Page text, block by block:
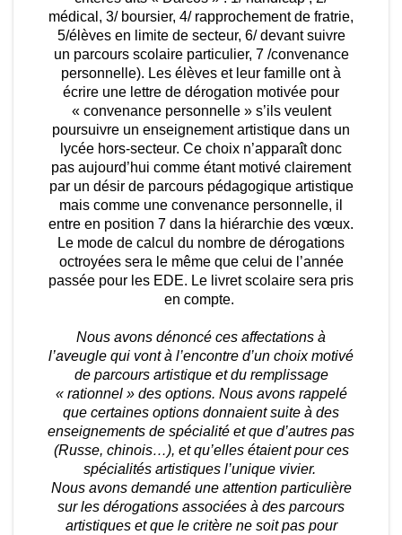
médical, 3/ boursier, 4/ rapprochement de fratrie,
5/élèves en limite de secteur, 6/ devant suivre
un parcours scolaire particulier, 7 /convenance
personnelle). Les élèves et leur famille ont à
écrire une lettre de dérogation motivée pour
« convenance personnelle » s’ils veulent
poursuivre un enseignement artistique dans un
lycée hors-secteur. Ce choix n’apparaît donc
pas aujourd’hui comme étant motivé clairement
par un désir de parcours pédagogique artistique
mais comme une convenance personnelle, il
entre en position 7 dans la hiérarchie des vœux.
Le mode de calcul du nombre de dérogations
octroyées sera le même que celui de l’année
passée pour les EDE. Le livret scolaire sera pris
en compte.
Nous avons dénoncé ces affectations à
l’aveugle qui vont à l’encontre d’un choix motivé
de parcours artistique et du remplissage
« rationnel » des options. Nous avons rappelé
que certaines options donnaient suite à des
enseignements de spécialité et que d’autres pas
(Russe, chinois…), et qu’elles étaient pour ces
spécialités artistiques l’unique vivier.
Nous avons demandé une attention particulière
sur les dérogations associées à des parcours
artistiques et que le critère ne soit pas pour